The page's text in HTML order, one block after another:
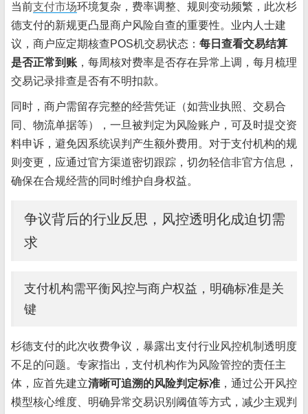
当前支付市场环境复杂，费率调整、规则变动频繁，此次杉
德支付的新规更凸显商户风险自查的重要性。业内人士建
议，商户应定期核查POS机交易状态： 每日查看交易结算
是否正常到账 ，每周核对费率是否存在异常上调，每月梳理
交易记录排查是否有不明扣款。
同时，商户需留存完整的经营凭证（如营业执照、交易合
同、物流单据等），一旦被判定为风险账户，可及时提交资
料申诉，避免因系统误判产生额外费用。对于支付机构的规
则变更，应通过官方渠道密切跟踪，切勿轻信非官方信息，
确保在合规经营的同时维护自身权益。
争议背后的行业反思，风控透明化成迫切需
求
支付机构需平衡风控与商户权益，明确标准是关
键
杉德支付的此次收费争议，暴露出支付行业风控机制透明度
不足的问题。专家指出，支付机构作为风险管控的责任主
体，应首先建立清晰可追溯的风险判定标准 ，通过公开风控
模型核心维度、明确异常交易识别阈值等方式，减少主观判